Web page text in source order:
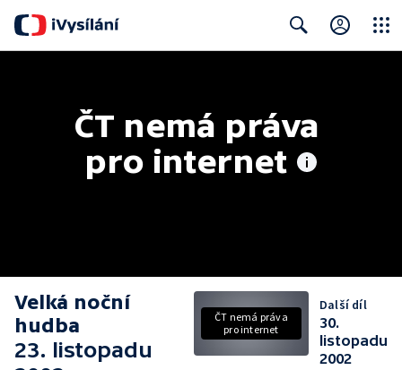
ČT nemá práva
pro internet
Velká noční
hudba
23. listopadu
ČT nemá práva
pro internet
Další díl
30.
listopadu
2002